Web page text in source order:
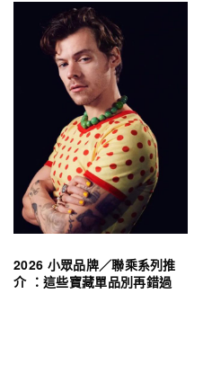
2026 小眾品牌／聯乘系列推
介 ：這些寶藏單品別再錯過